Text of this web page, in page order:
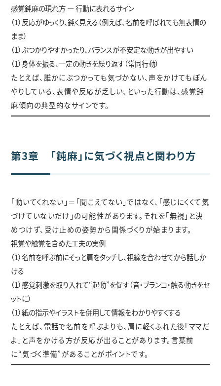
感覚鈍麻の現れ方 — 行動に表れるサイン
（1）反応がゆっくり、鈍く見える（例えば、名前を呼ばれても無表情の
まま）
（1）ぶつかりやすかったり、バランスが不安定な動きが出やすい
（1）身体を振る、一定の動きを繰り返す（常同行動）
たとえば、誰かにぶつかっても気づかない、声をかけてもぼん
やりしている、表情や反応が乏しい、といった行動は、感覚鈍
麻傾向の典型的なサインです。
第3章 「鈍麻」に気づく視点と関わり方
「動いてくれない」＝「聞こえてない」ではなく、「感じにくくて気
づけていないだけ」の可能性があります。それを「無視」と決
めつけず、受け止めの姿勢から関係づくりが始まります。
視覚や触覚を含めた工夫の実例
（1）名前を呼ぶ前にそっと肩をタッチし、視線を合わせてから話しか
ける
（1）感覚刺激を取り入れて“起動”を促す（音・ブランコ・触る動きをセ
ットに）
（1）紙の指示やイラストを併用して情報をわかりやすくする
たとえば、電話で名前を呼ぶよりも、肩に軽くふれた後「ママだ
よ」と声をかける方が反応が出ることがあります。言葉前
に“気づく準備”があることがポイントです。